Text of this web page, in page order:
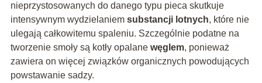
nieprzystosowanych do danego typu pieca skutkuje
intensywnym wydzielaniem substancji lotnych, które nie
ulegają całkowitemu spaleniu. Szczególnie podatne na
tworzenie smoły są kotły opalane węglem, ponieważ
zawiera on więcej związków organicznych powodujących
powstawanie sadzy.